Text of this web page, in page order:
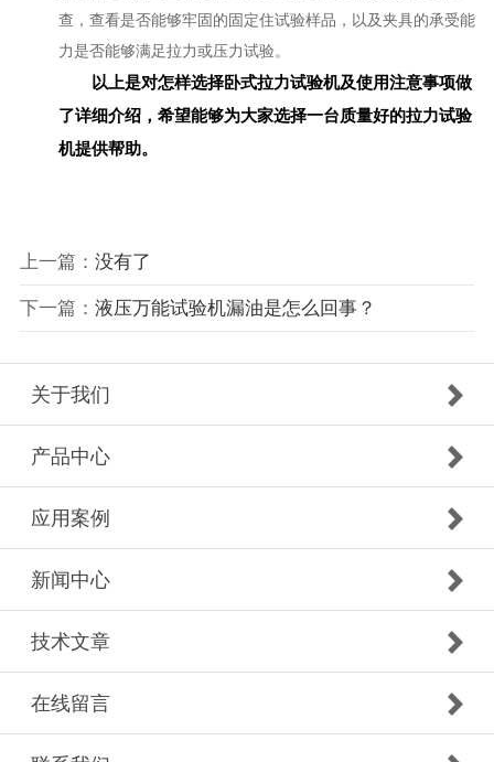
查，查看是否能够牢固的固定住试验样品，以及夹具的承受能
力是否能够满足拉力或压力试验。
以上是对怎样选择卧式拉力试验机及使用注意事项做
了详细介绍，希望能够为大家选择一台质量好的拉力试验
机提供帮助。
上一篇： 没有了
下一篇： 液压万能试验机漏油是怎么回事？
关于我们
产品中心
应用案例
新闻中心
技术文章
在线留言